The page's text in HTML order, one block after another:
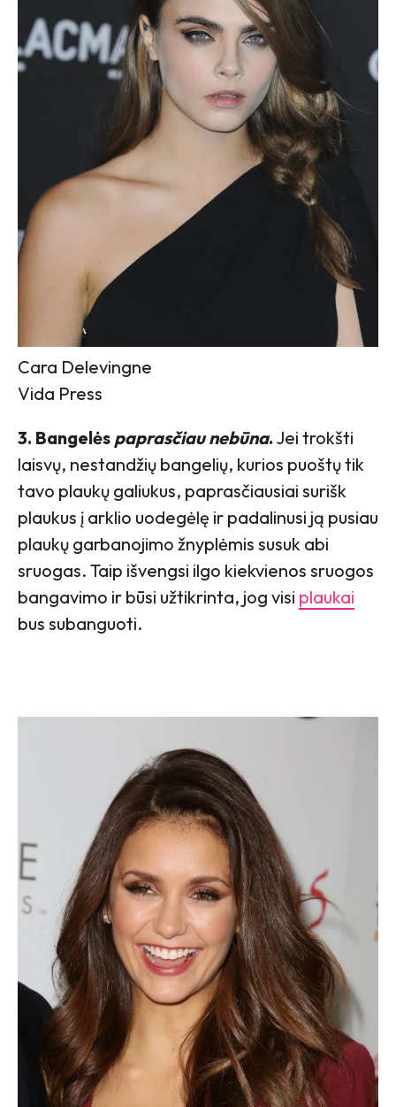
Cara Delevingne
Vida Press
3. Bangelės paprasčiau nebūna. Jei trokšti
laisvų, nestandžių bangelių, kurios puoštų tik
tavo plaukų galiukus, paprasčiausiai surišk
plaukus į arklio uodegėlę ir padalinusi ją pusiau
plaukų garbanojimo žnyplėmis susuk abi
sruogas. Taip išvengsi ilgo kiekvienos sruogos
bangavimo ir būsi užtikrinta, jog visi plaukai
bus subanguoti.